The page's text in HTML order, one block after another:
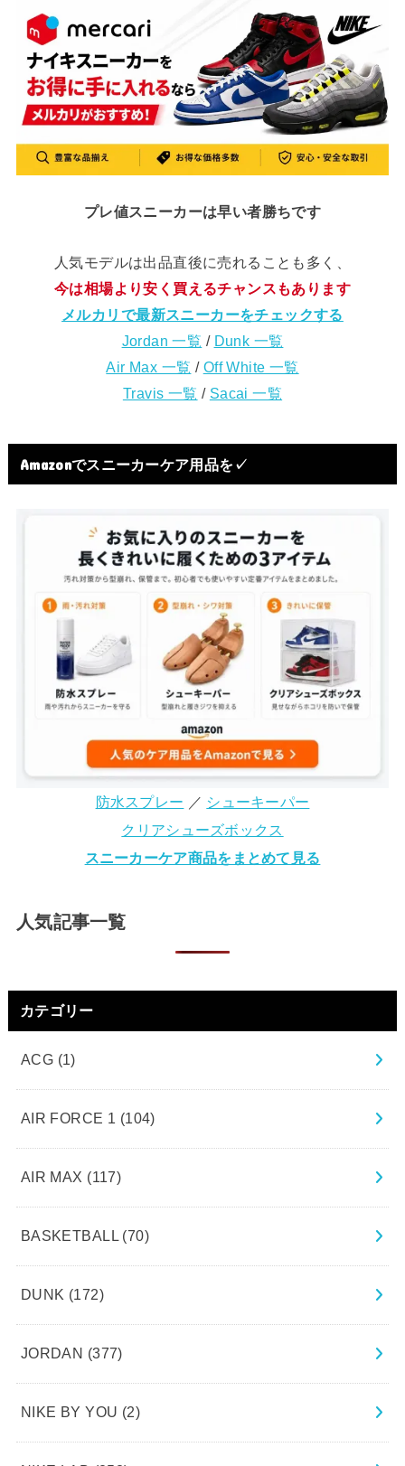
プレ値スニーカーは早い者勝ちです
人気モデルは出品直後に売れることも多く、
今は相場より安く買えるチャンスもあります
メルカリで最新スニーカーをチェックする
Jordan 一覧 / Dunk 一覧
Air Max 一覧 / Off White 一覧
Travis 一覧 / Sacai 一覧
Amazonでスニーカーケア用品を✓
防水スプレー ／ シューキーパー
クリアシューズボックス
スニーカーケア商品をまとめて見る
人気記事一覧
カテゴリー
ACG (1)
AIR FORCE 1 (104)
AIR MAX (117)
BASKETBALL (70)
DUNK (172)
JORDAN (377)
NIKE BY YOU (2)